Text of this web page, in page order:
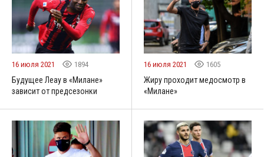
16 июля 2021 1894
Будущее Леау в «Милане»
зависит от предсезонки
16 июля 2021 1605
Жиру проходит медосмотр в
«Милане»